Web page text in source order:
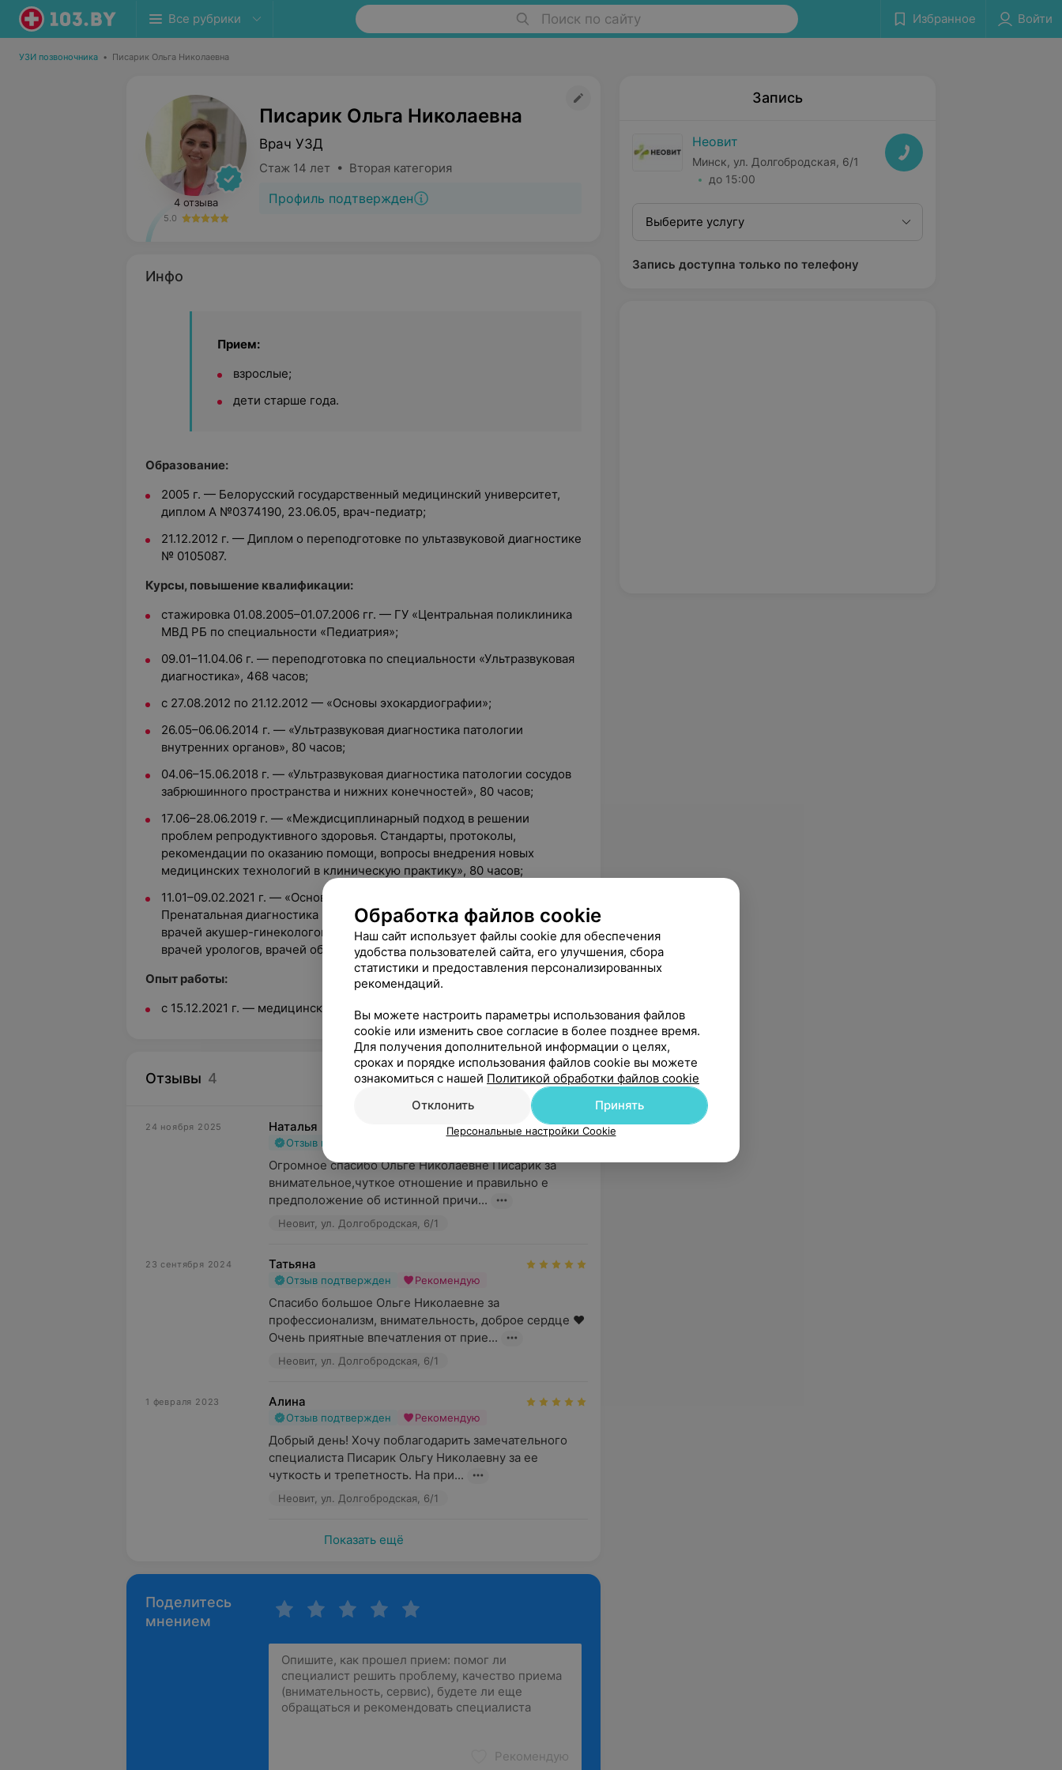
Все рубрики Поиск по сайту Избранное Войти
УЗИ позвоночника • Писарик Ольга Николаевна
4 отзыва
5.0
Писарик Ольга Николаевна
Врач УЗД
Стаж 14 лет • Вторая категория
Профиль подтвержден
Инфо
Прием:
взрослые;
дети старше года.
Образование:
2005 г. — Белорусский государственный медицинский университет,
диплом А №0374190, 23.06.05, врач-педиатр;
21.12.2012 г. — Диплом о переподготовке по ультазвуковой диагностике
№ 0105087.
Курсы, повышение квалификации:
стажировка 01.08.2005–01.07.2006 гг. — ГУ «Центральная поликлиника
МВД РБ по специальности «Педиатрия»;
09.01–11.04.06 г. — переподготовка по специальности «Ультразвуковая
диагностика», 468 часов;
с 27.08.2012 по 21.12.2012 — «Основы эхокардиографии»;
26.05–06.06.2014 г. — «Ультразвуковая диагностика патологии
внутренних органов», 80 часов;
04.06–15.06.2018 г. — «Ультразвуковая диагностика патологии сосудов
забрюшинного пространства и нижних конечностей», 80 часов;
17.06–28.06.2019 г. — «Междисциплинарный подход в решении
проблем репродуктивного здоровья. Стандарты, протоколы,
рекомендации по оказанию помощи, вопросы внедрения новых
медицинских технологий в клиническую практику», 80 часов;
11.01–09.02.2021 г. — «Основы УЗ-диагностики и кольпоскопии.
Пренатальная диагностика поздних акушерских осложнений» (для
врачей акушер-гинекологов, врачей ультразвуковой диагностики,
врачей урологов, врачей общей практики),160 часов.
Опыт работы:
с 15.12.2021 г. — медицинский центр «Неовит».
Отзывы 4 5.0 Неовит, ул. Долгобродская, 6/1
24 ноября 2025 Наталья
Отзыв подтвержден
Огромное спасибо Ольге Николаевне Писарик за
внимательное,чуткое отношение и правильно е
предположение об истинной причи...
Неовит, ул. Долгобродская, 6/1
23 сентября 2024 Татьяна
Отзыв подтвержден Рекомендую
Спасибо большое Ольге Николаевне за
профессионализм, внимательность, доброе сердце ❤️
Очень приятные впечатления от прие...
Неовит, ул. Долгобродская, 6/1
1 февраля 2023 Алина
Отзыв подтвержден Рекомендую
Добрый день! Хочу поблагодарить замечательного
специалиста Писарик Ольгу Николаевну за ее
чуткость и трепетность. На при...
Неовит, ул. Долгобродская, 6/1
Показать ещё
Поделитесь
мнением
Рекомендую
Запись
Неовит
Минск, ул. Долгобродская, 6/1
до 15:00
Выберите услугу
Запись доступна только по телефону
Обработка файлов cookie
Наш сайт использует файлы cookie для обеспечения
удобства пользователей сайта, его улучшения, сбора
статистики и предоставления персонализированных
рекомендаций.
Вы можете настроить параметры использования файлов
cookie или изменить свое согласие в более позднее время.
Для получения дополнительной информации о целях,
сроках и порядке использования файлов cookie вы можете
ознакомиться с нашей Политикой обработки файлов cookie
Отклонить
Принять
Персональные настройки Cookie